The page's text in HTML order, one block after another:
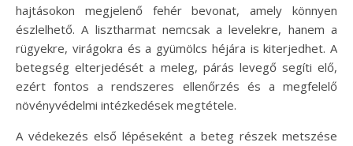
hajtásokon megjelenő fehér bevonat, amely könnyen
észlelhető. A lisztharmat nemcsak a levelekre, hanem a
rügyekre, virágokra és a gyümölcs héjára is kiterjedhet. A
betegség elterjedését a meleg, párás levegő segíti elő,
ezért fontos a rendszeres ellenőrzés és a megfelelő
növényvédelmi intézkedések megtétele.
A védekezés első lépéseként a beteg részek metszése